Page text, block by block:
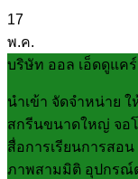
17
พ.ค.
บริษัท ออล เอ็ดดูแค
นำเข้า จัดจำหน่าย
สกรีนขนาดใหญ่ จอโ
สื่อการเรียนการสอ
ภาพสามมิติ อุปกรณ์